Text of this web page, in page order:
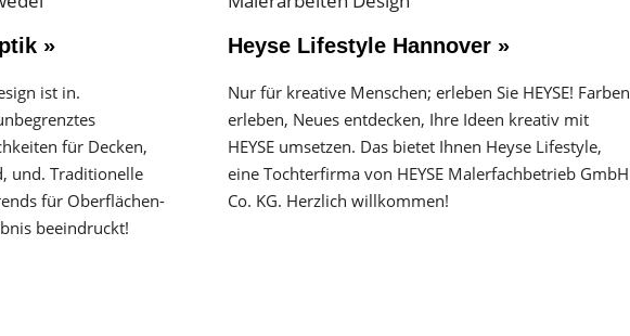
»
ist in.
für Decken,
und. Traditionelle
für Oberflächen­
beeindruckt!
Heyse Lifestyle Hannover »
Nur für kreative Menschen; erleben Sie HEYSE! Farben
erleben, Neues entdecken, Ihre Ideen kreativ mit
HEYSE umsetzen. Das bietet Ihnen Heyse Lifestyle,
eine Tochterfirma von HEYSE Malerfachbetrieb GmbH
Co. KG. Herzlich willkommen!